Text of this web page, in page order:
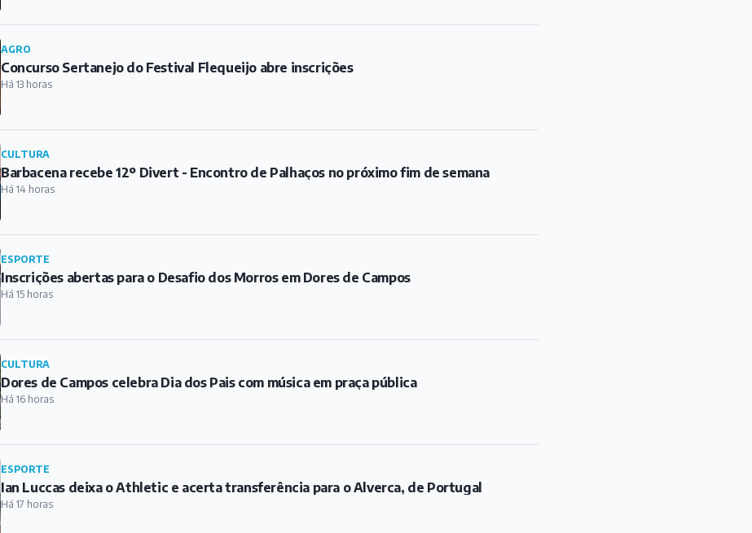
AGRO
Concurso Sertanejo do Festival Flequeijo abre inscrições
Há 13 horas
CULTURA
Barbacena recebe 12º Divert - Encontro de Palhaços no próximo fim de semana
Há 14 horas
ESPORTE
Inscrições abertas para o Desafio dos Morros em Dores de Campos
Há 15 horas
CULTURA
Dores de Campos celebra Dia dos Pais com música em praça pública
Há 16 horas
ESPORTE
Ian Luccas deixa o Athletic e acerta transferência para o Alverca, de Portugal
Há 17 horas